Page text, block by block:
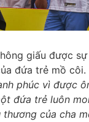
giấu được
đứa trẻ mồ côi.
phúc vì được
đứa trẻ luôn
của cha